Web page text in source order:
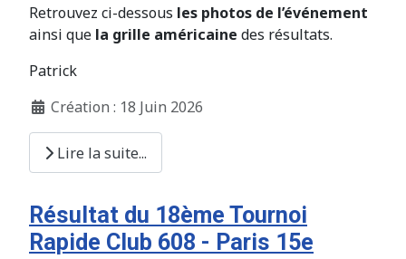
Retrouvez ci-dessous les photos de l’événement
ainsi que la grille américaine des résultats.
Patrick
Création : 18 Juin 2026
Lire la suite...
Résultat du 18ème Tournoi
Rapide Club 608 - Paris 15e